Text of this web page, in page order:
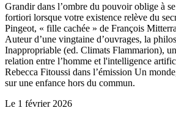
Grandir dans l’ombre du pouvoir oblige à
fortiori lorsque votre existence relève du
Pingeot, « fille cachée » de François
Auteur d’une vingtaine d’ouvrages, la
Inappropriable (ed. Climats Flammarion),
relation entre l’homme et l'intelligence
Rebecca Fitoussi dans l’émission Un
sur une enfance hors du commun.
Le 1 février 2026